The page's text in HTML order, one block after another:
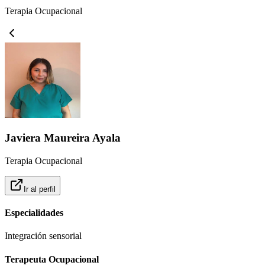
Terapia Ocupacional
Javiera Maureira Ayala
Terapia Ocupacional
Ir al perfil
Especialidades
Integración sensorial
Terapeuta Ocupacional